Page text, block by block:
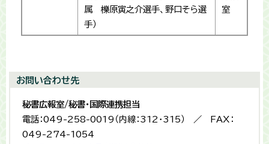
属 櫟原寅之介選手、野口そら選
手）
室
お問い合わせ先
秘書広報室/秘書・国際連携担当
電話：049-258-0019（内線：312・315） ／ FAX：
049-274-1054